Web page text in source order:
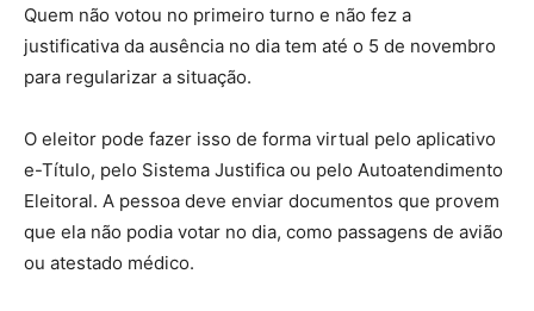
Quem não votou no primeiro turno e não fez a
justificativa da ausência no dia tem até o 5 de novembro
para regularizar a situação.
O eleitor pode fazer isso de forma virtual pelo aplicativo
e-Título, pelo Sistema Justifica ou pelo Autoatendimento
Eleitoral. A pessoa deve enviar documentos que provem
que ela não podia votar no dia, como passagens de avião
ou atestado médico.